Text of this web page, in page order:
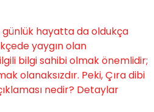
günlük hayatta da oldukça
yaygın olan
bilgi sahibi olmak önemlidir;
olanaksızdır. Peki, Çıra dibi
nedir? Detaylar